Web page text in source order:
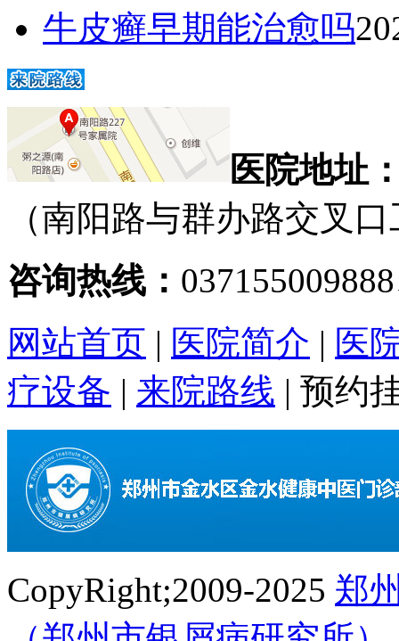
牛皮癣早期能治愈吗
医院地址
（南阳路与群办路交叉
咨询热线：
网站首页 | 医院简介 | 医
疗设备 | 来院路线 | 预约
CopyRight;2009-2025 郑